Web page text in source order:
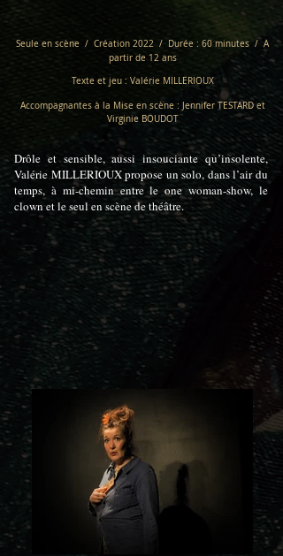
Seule en scène / Création 2022 / Durée : 60 minutes / A
partir de 12 ans
Texte et jeu : Valérie MILLERIOUX
Accompagnantesà la Mise en scène : Jennifer TESTARD et
Virginie BOUDOT
Drôle et sensible, aussi insouciante qu’insolente,
Valérie MILLERIOUX propose un solo, dans l’air du
temps, à mi-chemin entre le one woman-show, le
clown et le seul en scène de théâtre.